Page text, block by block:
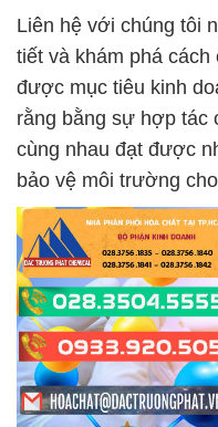
Liên hệ với chúng tôi
tiết và khám phá
được mục tiêu kinh
rằng bằng sự hợp tác
cùng nhau đạt được
bảo vệ môi trường